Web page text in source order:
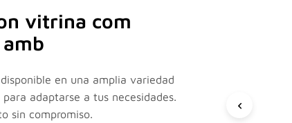
vitrina com
en una amplia variedad
adaptarse a tus necesidades.
sin compromiso.